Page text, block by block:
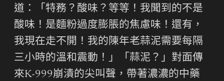
道：「特務？酸味？等等！我聞到的不是
酸味！是麵粉過度膨脹的焦慮味！還有，
我現在走不開！我的陳年老蒜泥需要每隔
三小時的溫和震動！」「蒜泥？」對面傳
來K-999崩潰的尖叫聲，帶著濃濃的中藥